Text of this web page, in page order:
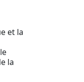
et la
la